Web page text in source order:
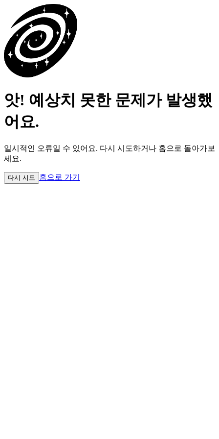
앗! 예상치 못한 문제가 발생했
어요.
일시적인 오류일 수 있어요. 다시 시도하거나 홈으로 돌아가보
세요.
다시 시도 홈으로 가기